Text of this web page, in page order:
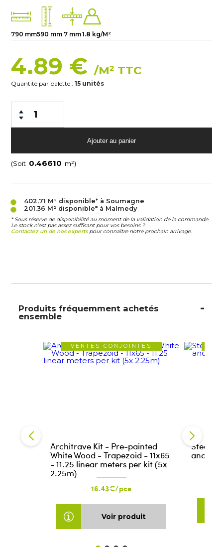
790 mm590 mm 7 mm1.8 kg/M²
4.89 €/M² TTC
Quantité par palette :15 unités
(Soit m²)
402.71 M²disponible* à Soumagne
201.36 M²disponible* à Malmedy
* Sous réserve de disponibilité au moment de la validation de la commande.
Le stock n’est pas assez suffisant pour vos besoins ?
Contactez un de nos expertspour connaître notre prochain arrivage.
Produits fréquemment achetés
ensemble
VENTES CONJOINTES
Architrave Kit - Pre-painted
White Wood - Trapezoid - 11x65
- 11.25 linear meters per kit (5x
2.25m)
16.43€/pce
Voir produit
and